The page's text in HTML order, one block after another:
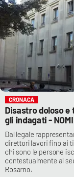
CRONACA
Disastro doloso
gli indagati - NOMI
Dal legale
direttori lavori fino ai
chi sono le persone
contestualmente al
Rosarno.